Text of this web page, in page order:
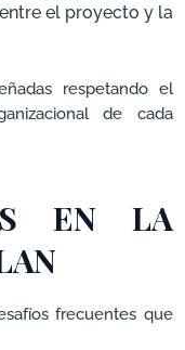
el proyecto y la
respetando el
de cada
EN LA
frecuentes que